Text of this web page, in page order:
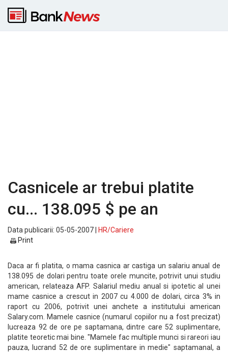
Casnicele ar trebui platite
cu... 138.095 $ pe an
Data publicarii: 05-05-2007 |
HR/Cariere
Print
Daca ar fi platita, o mama casnica ar castiga un salariu anual de
138.095 de dolari pentru toate orele muncite, potrivit unui studiu
american, relateaza AFP. Salariul mediu anual si ipotetic al unei
mame casnice a crescut in 2007 cu 4.000 de dolari, circa 3% in
raport cu 2006, potrivit unei anchete a institutului american
Salary.com. Mamele casnice (numarul copiilor nu a fost precizat)
lucreaza 92 de ore pe saptamana, dintre care 52 suplimentare,
platite teoretic mai bine. "Mamele fac multiple munci si rareori iau
pauza, lucrand 52 de ore suplimentare in medie" saptamanal, a